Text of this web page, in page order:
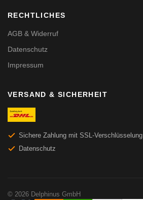
RECHTLICHES
AGB & Widerruf
Datenschutz
Impressum
VERSAND & SICHERHEIT
Sichere Zahlung mit SSL-Verschlüsselung
Datenschutz
© 2026 Delphinus GmbH